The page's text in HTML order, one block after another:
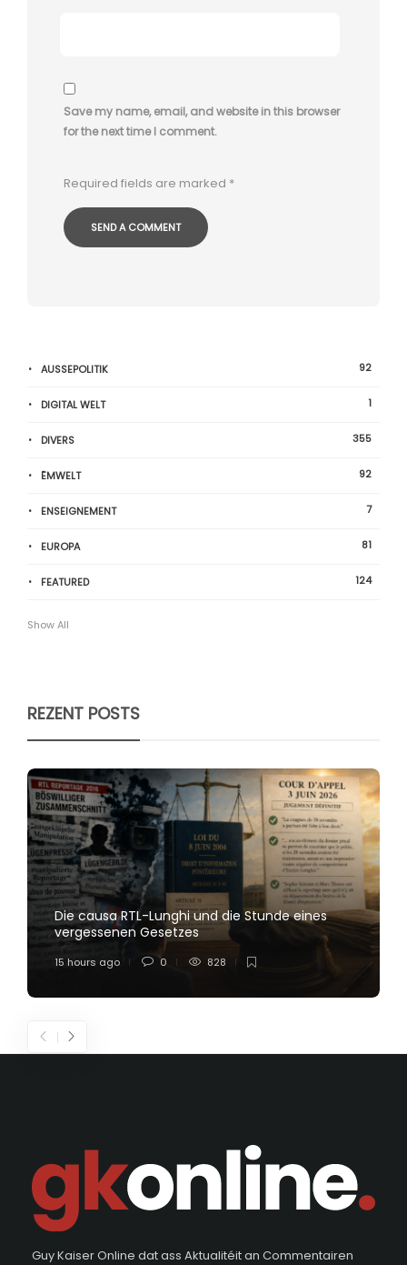
Save my name, email, and website in this browser
for the next time I comment.
Required fields are marked *
AUSSEPOLITIK 92
DIGITAL WELT 1
DIVERS 355
ËMWELT 92
ENSEIGNEMENT 7
EUROPA 81
FEATURED 124
Show All
REZENT POSTS
Die causa RTL-Lunghi und die Stunde eines
vergessenen Gesetzes
15 hours ago 0 828
Guy Kaiser Online dat ass Aktualitéit an Commentairen